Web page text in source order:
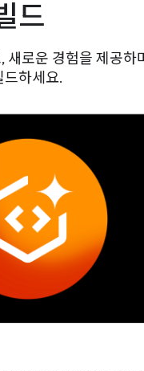
드
로운 경험을 제공하
드하세요.